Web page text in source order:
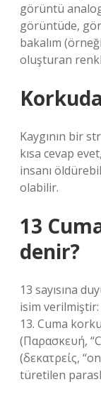
görüntü
görüntüde,
bakalım
oluşturan
Kaygının bir
kısa cevap
insanı
olabilir.
13
denir?
13 sayısına
isim
13. Cuma
(Παρασκευή,
(δεκατρείς,
türetilen